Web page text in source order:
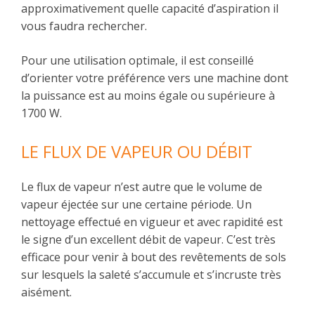
approximativement quelle capacité d’aspiration il
vous faudra rechercher.
Pour une utilisation optimale, il est conseillé
d’orienter votre préférence vers une machine dont
la puissance est au moins égale ou supérieure à
1700 W.
LE FLUX DE VAPEUR OU DÉBIT
Le flux de vapeur n’est autre que le volume de
vapeur éjectée sur une certaine période. Un
nettoyage effectué en vigueur et avec rapidité est
le signe d’un excellent débit de vapeur. C’est très
efficace pour venir à bout des revêtements de sols
sur lesquels la saleté s’accumule et s’incruste très
aisément.